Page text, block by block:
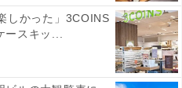
モニター (3年間無輝点交換保
HDMIx2/sRGB 99%/縦横回
しかった」3COINS
スキッ...